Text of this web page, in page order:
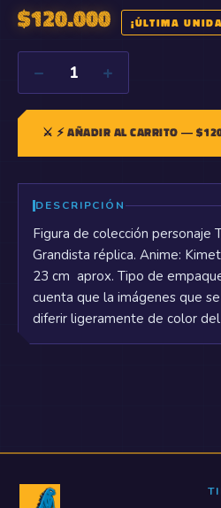
$120.000 ¡ÚLTIMA
− 1 +
⚔️⚡ AÑADIR AL CARRITO — $
DESCRIPCIÓN
Figura de colección personaje
Grandista réplica. Anime:
23 cm aprox. Tipo de
cuenta que la imágenes que
diferir ligeramente de color